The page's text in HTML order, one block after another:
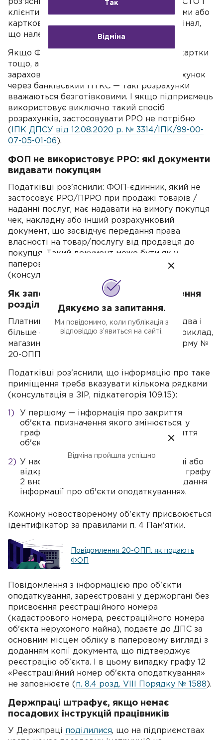
роз'яснили, що якщо ФОП надає послуги СТО і
клієнти оплачують його роботу готівковими або
картковими перерахуваннями через термінал,
що належить банку, то:
Якщо ФОП не приймає готівку, платіжні картки
тощо, а гроші за послуги від клієнтів
зараховуються на його розрахунковий рахунок
через банківський ПТКС — такі розрахунки
вважаються безготівковими. І якщо підприємець
використовує виключно такий спосіб
розрахунків, застосовувати РРО не потрібно
(
ІПК ДПСУ від 12.08.2020 р. № 3314/ІПК/99-00-
07-05-01-06 ).
ФОП не використовує РРО: які документи
видавати покупцям
Податківці роз'яснили: ФОП-єдинник, який не
застосовує РРО/ПРРО при продажі товарів /
наданні послуг, має надавати на вимогу покупця
чек, накладну або інший розрахунковий
документ, що засвідчує передання права
власності на товар/послугу від продавця до
покупця. Такий документ може бути як у
паперовій, так і в електронній формі
(консультація в ЗІР, підкатегорія 109.02).
Як заповнити 20-ОПП, якщо приміщення
розділили надвоє
Платник розділив власне приміщення на два і
більше об'єктів різного призначення (наприклад,
магазин і перукарню), як заповнювати форму №
20-ОПП.
Податківці роз'яснили, що інформацію про таке
приміщення треба вказувати кількома рядками
(консультація в ЗІР, підкатегорія 109.15):
У першому — інформація про закриття
об'єкта, призначення якого змінюється, у
графу 2 вноситься значення «6 — закриття
об'єкта оподаткування».
У наступних — інформація про створені або
відкриті на основі закритого об'єкти, у графу
2 вноситься значення «1 — первинне надання
інформації про об'єкти оподаткування».
Кожному новоствореному об'єкту присвоюється
ідентифікатор за правилами п. 4 Пам'ятки.
Повідомлення 20-ОПП: як подають
ФОП
Повідомлення з інформацією про об'єкти
оподаткування, зареєстровані у держоргані без
присвоєння реєстраційного номера
(кадастрового номера, реєстраційного номера
об'єкта нерухомого майна), подаєте до ДПС за
основним місцем обліку в паперовому вигляді з
доданням копії документа, що підтверджує
реєстрацію об'єкта. І в цьому випадку графу 12
«Реєстраційний номер об'єкта оподаткування»
не заповнюєте ( п. 8.4 розд. VIII Порядку № 1588).
Держпраці штрафує, якщо немає
посадових інструкцій працівників
У Держпраці поділилися, що на підприємствах
Дякуємо за запитання.
Ми повідомимо, коли публікація з
відповіддю з’явиться на сайті.
Так
Відміна
Відміна пройшла успішно